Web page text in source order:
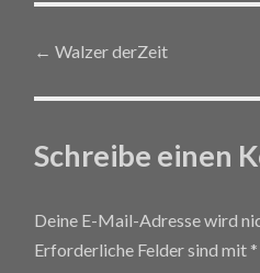
Post
← Walzer derZeit
Schreibe einen
Deine E-Mail-Adresse wird
Erforderliche Felder sind mit *